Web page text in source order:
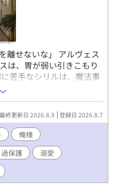
離せないな」 アルヴェス
は、胃が弱い引きこもり
苦手なシリルは、魔法事
ハッピー引きこもりライ
は双子の姉が学園で何者
れる。 その直後、王太子
の世間体を気にした父
突き止めるよう言われ
放課後、校内で迷子にな
誰かが突き落とされた瞬
、助けたのは氷狼殿下と
王子殿下だった。 しか
最終更新日 2026.8.9 登録日 2026.8.7
俺様
過保護
溺愛